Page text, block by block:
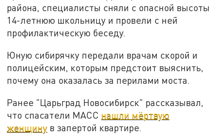
района, специалисты сняли с опасной высоты
14-летнюю школьницу и провели с ней
профилактическую беседу.
Юную сибирячку передали врачам скорой и
полицейским, которым предстоит выяснить,
почему она оказалась за перилами моста.
Ранее "Царьград Новосибирск" рассказывал,
что спасатели МАСС нашли мёртвую
женщину в запертой квартире.